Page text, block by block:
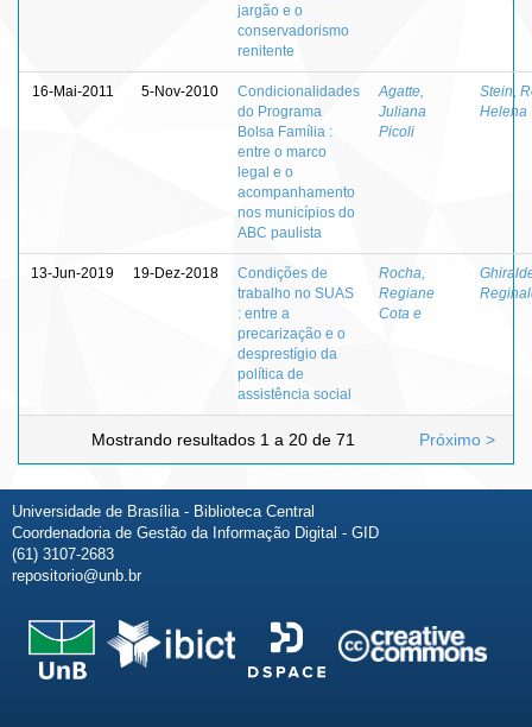
jargão e o
conservadorismo
renitente
16-Mai-2011 5-Nov-2010
Condicionalidades
do Programa
Bolsa Família :
entre o marco
legal e o
acompanhamento
nos municípios do
ABC paulista
Agatte,
Juliana
Picoli
Stein,
Helena
13-Jun-2019 19-Dez-2018
Condições de
trabalho no SUAS
: entre a
precarização e o
desprestígio da
política de
assistência social
Rocha,
Regiane
Cota e
Mostrando resultados 1 a 20 de 71 Próximo >
Universidade de Brasília - Biblioteca Central
Coordenadoria de Gestão da Informação Digital - GID
(61) 3107-2683
repositorio@unb.br